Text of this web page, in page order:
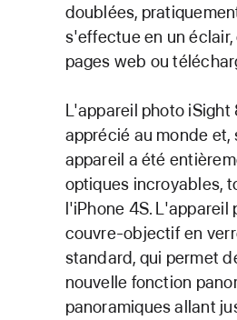
doublées,
s'effectue en un
pages web ou
L'appareil photo
apprécié au monde et,
appareil a été
optiques incroyables,
l'iPhone 4S.
couvre-objectif en
standard, qui permet
nouvelle fonction
panoramiques allant